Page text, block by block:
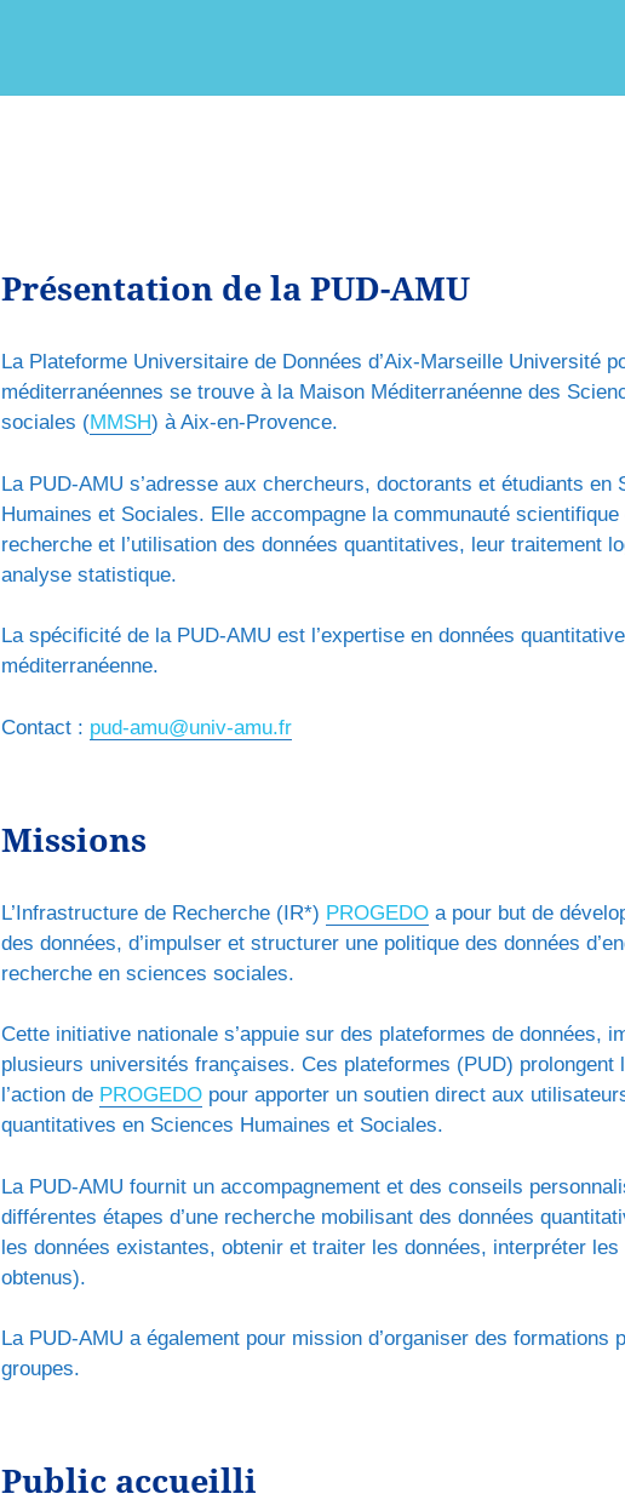
Présentation de la PUD-AMU
La Plateforme Universitaire de Données d’Aix-Marseille Université
méditerranéennes se trouve à la Maison Méditerranéenne des
sociales (MMSH) à Aix-en-Provence.
La PUD-AMU s’adresse aux chercheurs, doctorants et étudiants en
Humaines et Sociales. Elle accompagne la communauté scientifique
recherche et l’utilisation des données quantitatives, leur traitement
analyse statistique.
La spécificité de la PUD-AMU est l’expertise en données
méditerranéenne.
Contact : pud-amu@univ-amu.fr
Missions
L’Infrastructure de Recherche (IR*) PROGEDO a pour but de
des données, d’impulser et structurer une politique des données
recherche en sciences sociales.
Cette initiative nationale s’appuie sur des plateformes de données,
plusieurs universités françaises. Ces plateformes (PUD) prolongent
l’action de PROGEDO pour apporter un soutien direct aux
quantitatives en Sciences Humaines et Sociales.
La PUD-AMU fournit un accompagnement et des conseils
différentes étapes d’une recherche mobilisant des données
les données existantes, obtenir et traiter les données, interpréter les
obtenus).
La PUD-AMU a également pour mission d’organiser des formations
groupes.
Public accueilli